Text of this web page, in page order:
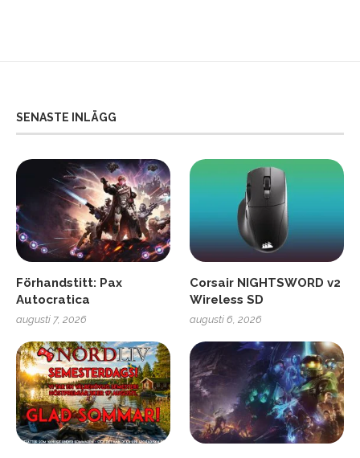
SENASTE INLÄGG
Förhandstitt: Pax
Autocratica
augusti 7, 2026
Corsair NIGHTSWORD v2
Wireless SD
augusti 6, 2026